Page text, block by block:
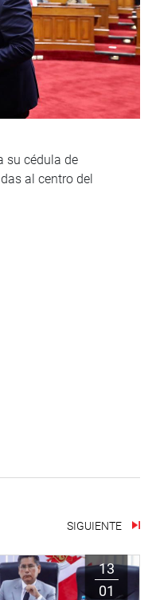
su cédula de
al centro del
SIGUIENTE
13
01